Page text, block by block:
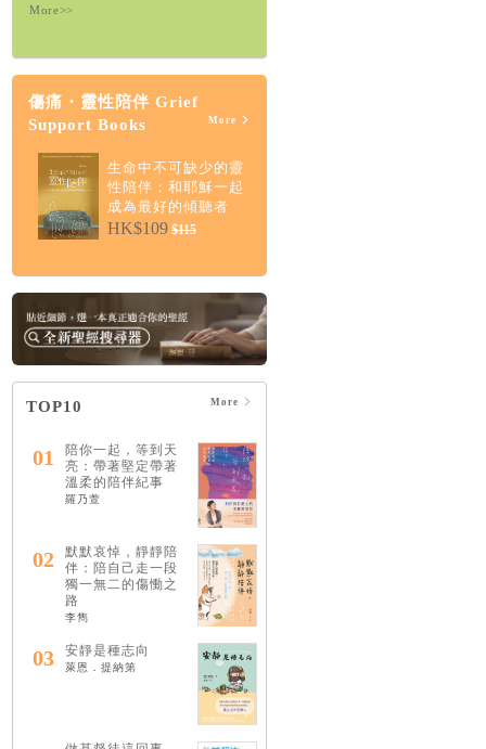
More>>
傷痛・靈性陪伴 Grief
Support Books
More
生命中不可缺少的靈
性陪伴：和耶穌一起
成為最好的傾聽者
HK$109 $115
TOP10 More
01
陪你一起，等到天
亮：帶著堅定帶著
溫柔的陪伴紀事
羅乃萱
02
默默哀悼，靜靜陪
伴：陪自己走一段
獨一無二的傷慟之
路
李雋
03 安靜是種志向
萊恩．提納第